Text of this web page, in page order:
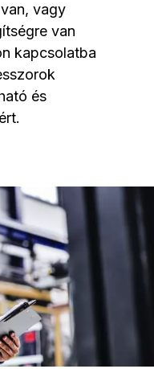
vagy
van
kapcsolatba
és